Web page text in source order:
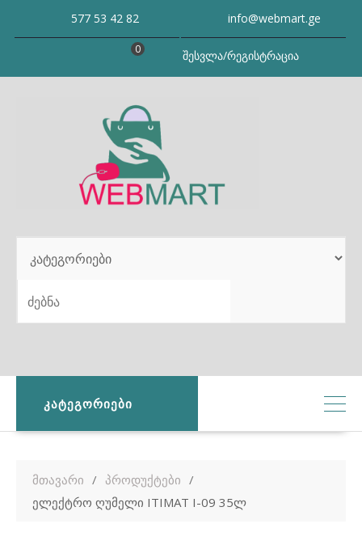
577 53 42 82 info@webmart.ge
შესვლა/რეგისტრაცია
0
SEARCH
ᲙᲐᲢᲔᲒᲝᲠᲘᲔᲑᲘ
მთავარი
პროდუქტები
ელექტრო ღუმელი ITIMAT I-09 35ლ